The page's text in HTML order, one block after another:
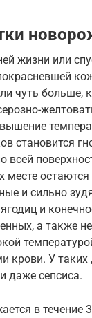
жизни или
чуть больше,
становится
всей
месте остаются
и сильно
и
а также
крови. У таких
даже сепсиса.
в течение